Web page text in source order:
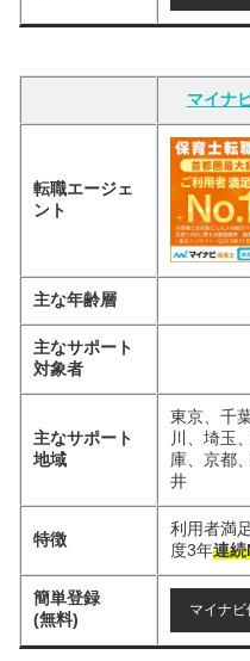
マイナ
転職エージェ
ント
主な年齢層
主なサポート
対象者
主なサポート
地域
東京、千
川、埼玉
庫、京都
井
特徴
利用者満
度3年連
簡単登録
(無料)
マイナ